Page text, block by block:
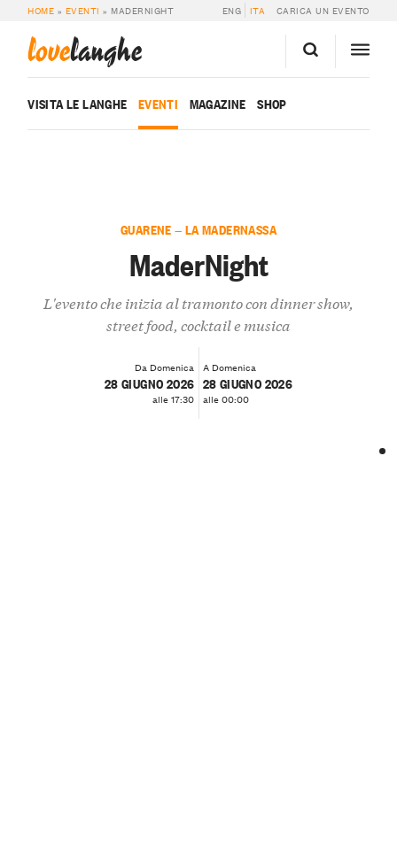
HOME » EVENTI » MADERNIGHT ENG ITA CARICA UN EVENTO
lovelanghe
VISITA LE LANGHE EVENTI MAGAZINE SHOP
GUARENE — LA MADERNASSA
MaderNight
L'evento che inizia al tramonto con dinner show,
street food, cocktail e musica
Da Domenica
28 GIUGNO 2026
alle 17:30
A Domenica
28 GIUGNO 2026
alle 00:00